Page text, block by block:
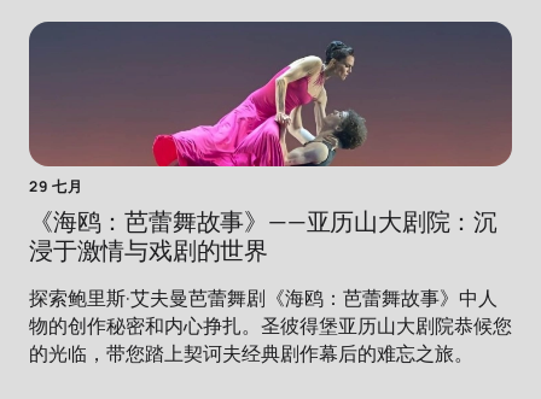
29 七月
《海鸥：芭蕾舞故事》——亚历山大剧院：沉
浸于激情与戏剧的世界
探索鲍里斯·艾夫曼芭蕾舞剧《海鸥：芭蕾舞故事》中人
物的创作秘密和内心挣扎。圣彼得堡亚历山大剧院恭候您
的光临，带您踏上契诃夫经典剧作幕后的难忘之旅。